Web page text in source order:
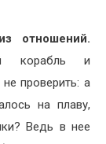
отношений.
корабль и
проверить: а
на плаву,
Ведь в нее